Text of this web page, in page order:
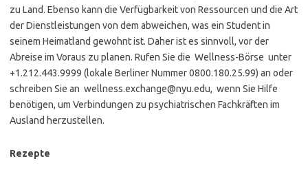
zu Land. Ebenso kann die Verfügbarkeit von Ressourcen und die Art
der Dienstleistungen von dem abweichen, was ein Student in
seinem Heimatland gewohnt ist. Daher ist es sinnvoll, vor der
Abreise im Voraus zu planen. Rufen Sie die Wellness-Börse unter
+1.212.443.9999 (lokale Berliner Nummer 0800.180.25.99) an oder
schreiben Sie an wellness.exchange@nyu.edu, wenn Sie Hilfe
benötigen, um Verbindungen zu psychiatrischen Fachkräften im
Ausland herzustellen.
Rezepte